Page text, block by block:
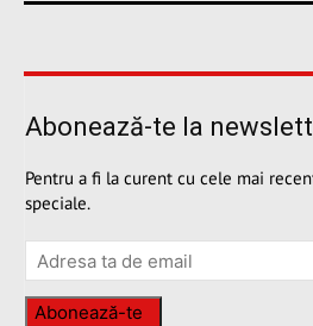
Abonează-te la
Pentru a fi la curent cu cele mai
speciale.
Abonează-te